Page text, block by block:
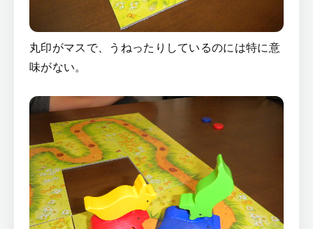
丸印がマスで、うねったりしているのには特に意
味がない。